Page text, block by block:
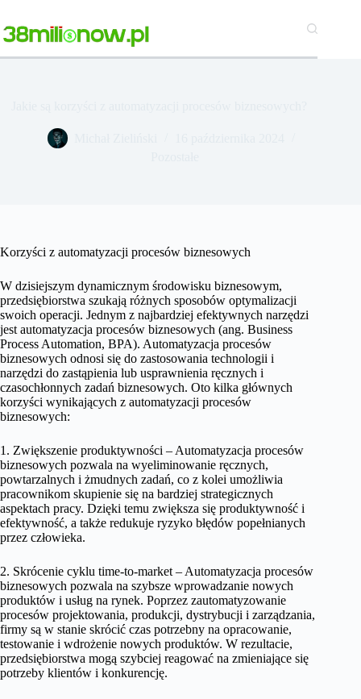
treści
Korzyści z automatyzacji procesów biznesowych
W dzisiejszym dynamicznym środowisku biznesowym,
przedsiębiorstwa szukają różnych sposobów optymalizacji
swoich operacji. Jednym z najbardziej efektywnych narzędzi
jest automatyzacja procesów biznesowych (ang. Business
Process Automation, BPA). Automatyzacja procesów
biznesowych odnosi się do zastosowania technologii i
narzędzi do zastąpienia lub usprawnienia ręcznych i
czasochłonnych zadań biznesowych. Oto kilka głównych
korzyści wynikających z automatyzacji procesów
biznesowych:
1. Zwiększenie produktywności – Automatyzacja procesów
biznesowych pozwala na wyeliminowanie ręcznych,
powtarzalnych i żmudnych zadań, co z kolei umożliwia
pracownikom skupienie się na bardziej strategicznych
aspektach pracy. Dzięki temu zwiększa się produktywność i
efektywność, a także redukuje ryzyko błędów popełnianych
przez człowieka.
2. Skrócenie cyklu time-to-market – Automatyzacja procesów
biznesowych pozwala na szybsze wprowadzanie nowych
produktów i usług na rynek. Poprzez zautomatyzowanie
procesów projektowania, produkcji, dystrybucji i zarządzania,
firmy są w stanie skrócić czas potrzebny na opracowanie,
testowanie i wdrożenie nowych produktów. W rezultacie,
przedsiębiorstwa mogą szybciej reagować na zmieniające się
potrzeby klientów i konkurencję.